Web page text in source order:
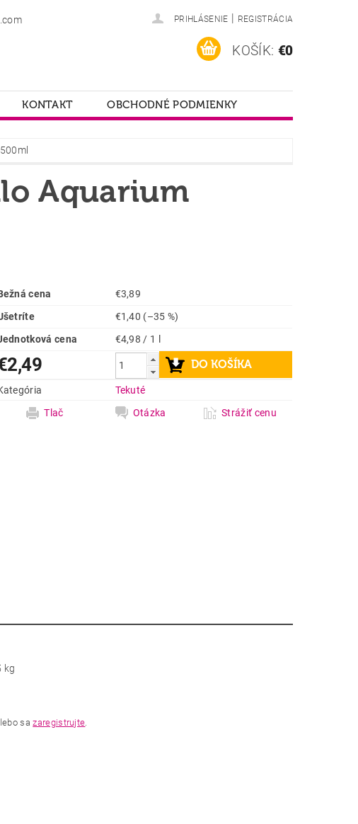
PRIHLÁSENIE | REGISTRÁCIA
KOŠÍK: €0
KONTAKT
OBCHODNÉ PODMIENKY
Aquarium
cena
€3,89
€1,40 (–35 %)
cena
€4,98 / 1 l
Tekuté
Tlač
Otázka Strážiť cenu
kg
sazaregistrujte.